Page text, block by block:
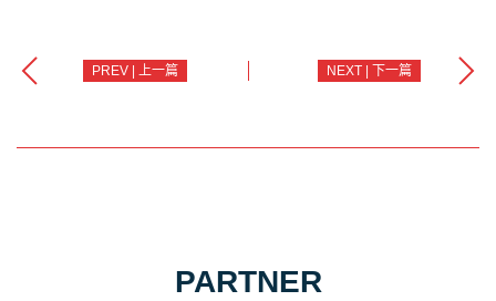
PREV | 上一篇 NEXT | 下一篇
PARTNER